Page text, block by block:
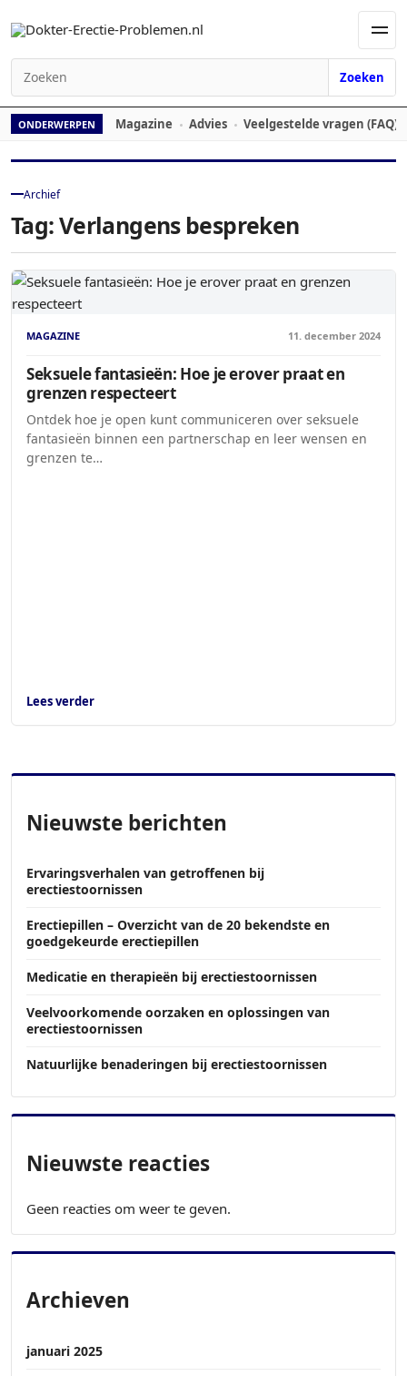
Zoeken naar:
Zoeken
ONDERWERPEN Magazine Advies Veelgestelde vragen (FAQ)
Archief
Tag:Verlangens bespreken
MAGAZINE 11. december 2024
Seksuele fantasieën: Hoe je erover praat en
grenzen respecteert
Ontdek hoe je open kunt communiceren over seksuele
fantasieën binnen een partnerschap en leer wensen en
grenzen te…
Lees verder
Nieuwste berichten
Ervaringsverhalen van getroffenen bij
erectiestoornissen
Erectiepillen – Overzicht van de 20 bekendste en
goedgekeurde erectiepillen
Medicatie en therapieën bij erectiestoornissen
Veelvoorkomende oorzaken en oplossingen van
erectiestoornissen
Natuurlijke benaderingen bij erectiestoornissen
Nieuwste reacties
Geen reacties om weer te geven.
Archieven
januari 2025